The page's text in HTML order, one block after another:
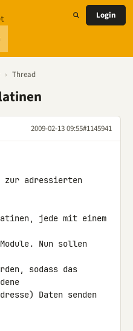
Login
› Thread
2009-02-13 09:55#1145941
zur adressierten
Nun sollen
sodass das
Daten senden